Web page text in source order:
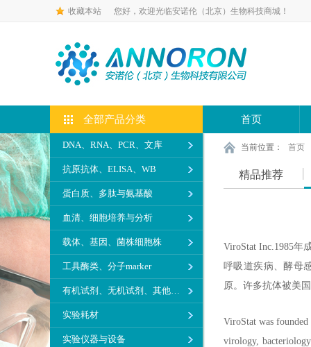
收藏本站 您好，欢迎光临安诺伦（北京）生物科技商城！
全部产品分类
DNA、RNA、PCR、文库
抗原抗体、ELISA、WB
蛋白质、多肽与氨基酸
血清、细胞培养与分析
载体、基因、菌株细胞株
工具酶类、分子marker
有机试剂、无机试剂、其他生化试剂
实验耗材
实验仪器与设备
首页
当前位置： 首页
精品推荐
ViroStat Inc.1985年
呼吸道疾病、酵母
原。许多抗体被美
ViroStat was
virology,